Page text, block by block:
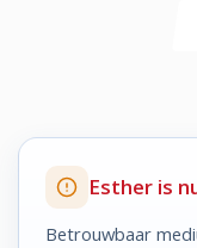
Esther is
Betrouwbaar